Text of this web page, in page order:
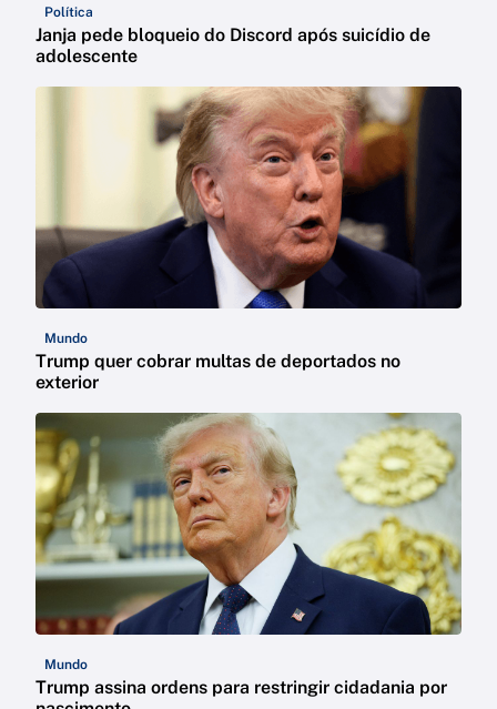
Política
Janja pede bloqueio do Discord após suicídio de
adolescente
Mundo
Trump quer cobrar multas de deportados no
exterior
Mundo
Trump assina ordens para restringir cidadania por